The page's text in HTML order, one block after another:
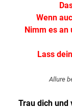
Wenn
Nimm es
Lass
Allure
Trau dich und